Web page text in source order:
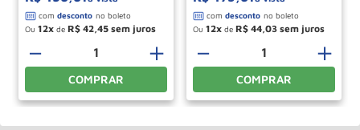
Ou 12 de R$ 42 45
＋
－
COMPRAR
Ou 12 de R$ 44 03
＋
－
COMPRAR